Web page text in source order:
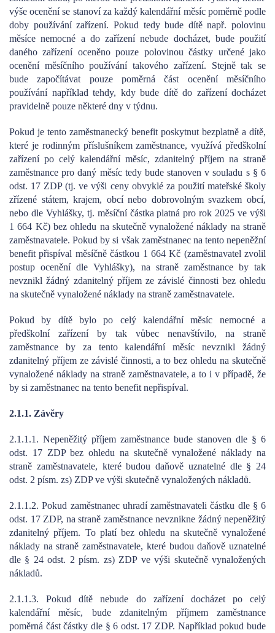
výše ocenění se stanoví za každý kalendářní měsíc poměrně podle
doby používání zařízení. Pokud tedy bude dítě např. polovinu
měsíce nemocné a do zařízení nebude docházet, bude použití
daného zařízení oceněno pouze polovinou částky určené jako
ocenění měsíčního používání takového zařízení. Stejně tak se
bude započítávat pouze poměrná část ocenění měsíčního
používání například tehdy, kdy bude dítě do zařízení docházet
pravidelně pouze některé dny v týdnu.
Pokud je tento zaměstnanecký benefit poskytnut bezplatně a dítě,
které je rodinným příslušníkem zaměstnance, využívá předškolní
zařízení po celý kalendářní měsíc, zdanitelný příjem na straně
zaměstnance pro daný měsíc tedy bude stanoven v souladu s § 6
odst. 17 ZDP (tj. ve výši ceny obvyklé za použití mateřské školy
zřízené státem, krajem, obcí nebo dobrovolným svazkem obcí,
nebo dle Vyhlášky, tj. měsíční částka platná pro rok 2025 ve výši
1 664 Kč) bez ohledu na skutečně vynaložené náklady na straně
zaměstnavatele. Pokud by si však zaměstnanec na tento nepeněžní
benefit přispíval měsíčně částkou 1 664 Kč (zaměstnavatel zvolil
postup ocenění dle Vyhlášky), na straně zaměstnance by tak
nevznikl žádný zdanitelný příjem ze závislé činnosti bez ohledu
na skutečně vynaložené náklady na straně zaměstnavatele.
Pokud by dítě bylo po celý kalendářní měsíc nemocné a
předškolní zařízení by tak vůbec nenavštívilo, na straně
zaměstnance by za tento kalendářní měsíc nevznikl žádný
zdanitelný příjem ze závislé činnosti, a to bez ohledu na skutečně
vynaložené náklady na straně zaměstnavatele, a to i v případě, že
by si zaměstnanec na tento benefit nepřispíval.
2.1.1. Závěry
2.1.1.1. Nepeněžitý příjem zaměstnance bude stanoven dle § 6
odst. 17 ZDP bez ohledu na skutečně vynaložené náklady na
straně zaměstnavatele, které budou daňově uznatelné dle § 24
odst. 2 písm. zs) ZDP ve výši skutečně vynaložených nákladů.
2.1.1.2. Pokud zaměstnanec uhradí zaměstnavateli částku dle § 6
odst. 17 ZDP, na straně zaměstnance nevznikne žádný nepeněžitý
zdanitelný příjem. To platí bez ohledu na skutečně vynaložené
náklady na straně zaměstnavatele, které budou daňově uznatelné
dle § 24 odst. 2 písm. zs) ZDP ve výši skutečně vynaložených
nákladů.
2.1.1.3. Pokud dítě nebude do zařízení docházet po celý
kalendářní měsíc, bude zdanitelným příjmem zaměstnance
poměrná část částky dle § 6 odst. 17 ZDP. Například pokud bude